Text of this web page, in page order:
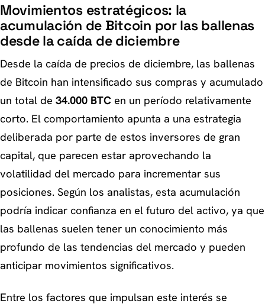
Movimientos estratégicos: la
acumulación de Bitcoin por las ballenas
desde la caída de diciembre
Desde la caída de precios de diciembre, las ballenas
de Bitcoin han intensificado sus compras y acumulado
un total de 34.000 BTC en un período relativamente
corto. El comportamiento apunta a una estrategia
deliberada por parte de estos inversores de gran
capital, que parecen estar aprovechando la
volatilidad del mercado para incrementar sus
posiciones. Según los analistas, esta acumulación
podría indicar confianza en el futuro del activo, ya que
las ballenas suelen tener un conocimiento más
profundo de las tendencias del mercado y pueden
anticipar movimientos significativos.
Entre los factores que impulsan este interés se